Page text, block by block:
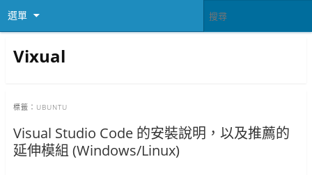
選單
Vixual
標籤： UBUNTU
Visual Studio Code 的安裝說明，以及推薦的
延伸模組 (Windows/Linux)